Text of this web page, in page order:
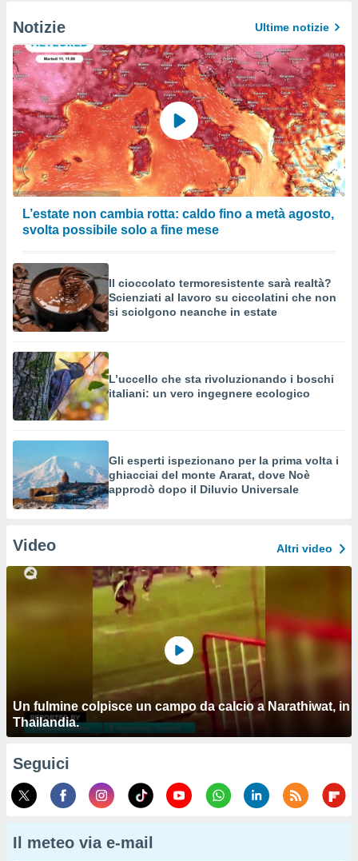
Notizie Ultime notizie
L’estate non cambia rotta: caldo fino a metà agosto,
svolta possibile solo a fine mese
Il cioccolato termoresistente sarà realtà?
Scienziati al lavoro su ciccolatini che non
si sciolgono neanche in estate
L’uccello che sta rivoluzionando i boschi
italiani: un vero ingegnere ecologico
Gli esperti ispezionano per la prima volta i
ghiacciai del monte Ararat, dove Noè
approdò dopo il Diluvio Universale
Video Altri video
Un fulmine colpisce un campo da calcio a Narathiwat, in
Thailandia.
Seguici
Il meteo via e-mail